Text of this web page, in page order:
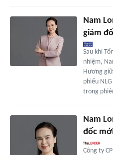
Nam
giám
Sau khi
nhiệm,
Hương
phiếu
trong
Nam
đốc
Công ty